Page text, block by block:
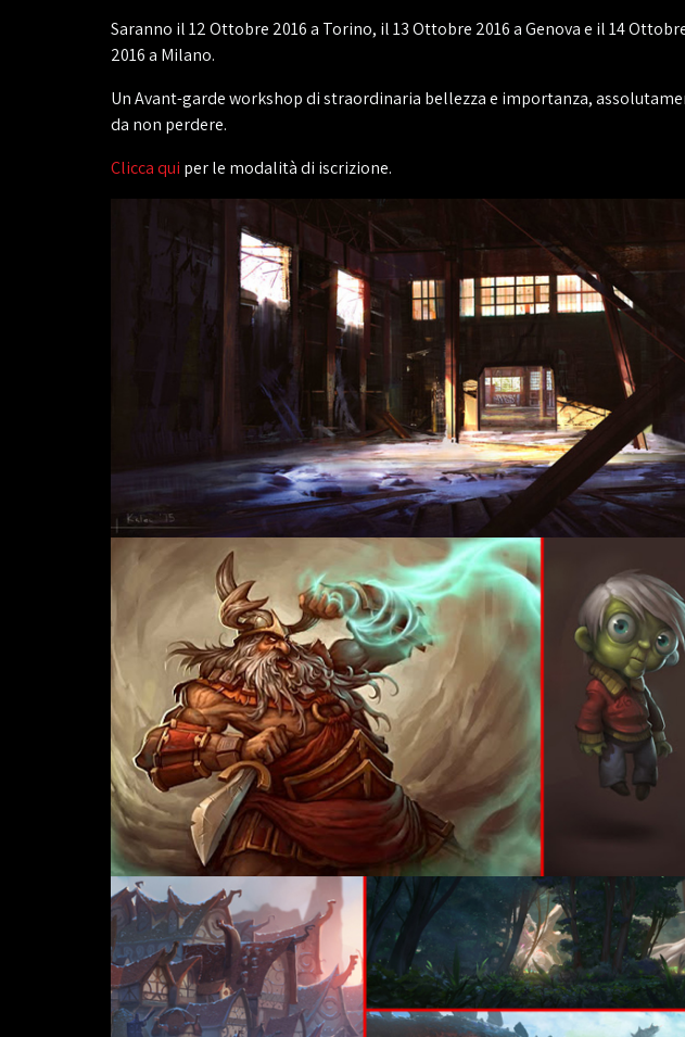
Saranno il 12 Ottobre 2016 a Torino, il 13 Ottobre 2016 a Genova e il 14
2016 a Milano.
Un Avant-garde workshop di straordinaria bellezza e importanza,
da non perdere.
Clicca qui per le modalità di iscrizione.